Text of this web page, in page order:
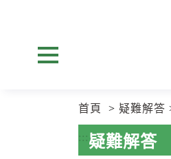
展開選單
首頁 疑難解答
:::疑難解答